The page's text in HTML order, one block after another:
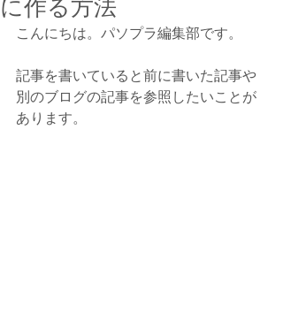
に作る方法
こんにちは。パソプラ編集部です。
記事を書いていると前に書いた記事や
別のブログの記事を参照したいことが
あります。